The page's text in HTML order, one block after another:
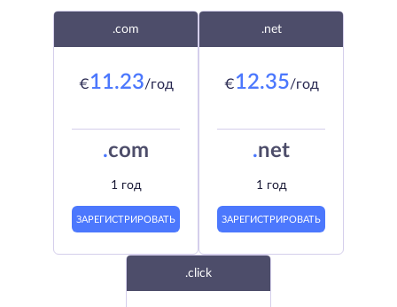
.com
€11.23/год
.com
1 год
ЗАРЕГИСТРИРОВАТЬ
.net
€12.35/год
.net
1 год
ЗАРЕГИСТРИРОВАТЬ
.click